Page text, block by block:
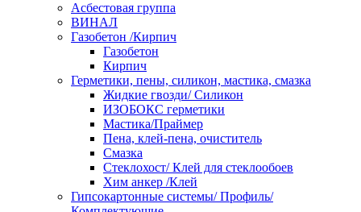
Асбестовая группа
ВИНАЛ
Газобетон /Кирпич
Газобетон
Кирпич
Герметики, пены, силикон, мастика, смазка
Жидкие гвозди/ Силикон
ИЗОБОКС герметики
Мастика/Праймер
Пена, клей-пена, очиститель
Смазка
Стеклохост/ Клей для стеклообоев
Хим анкер /Клей
Гипсокартонные системы/ Профиль/